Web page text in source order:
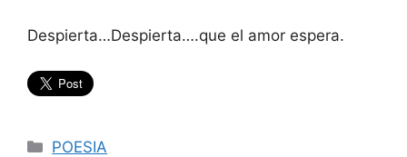
Despierta…Despierta….que el amor espera.
Categorías
POESIA